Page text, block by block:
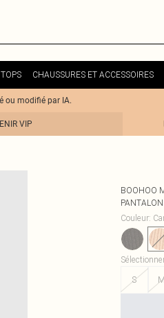
TOPS CHAUSSURES ET ACCESSOIRES
ou modifié par IA.
VIP
BOOHOO
Couleur:
S